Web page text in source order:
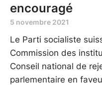
encouragé
5 novembre 2021
Le Parti socialiste
Commission des
Conseil national de
parlementaire en